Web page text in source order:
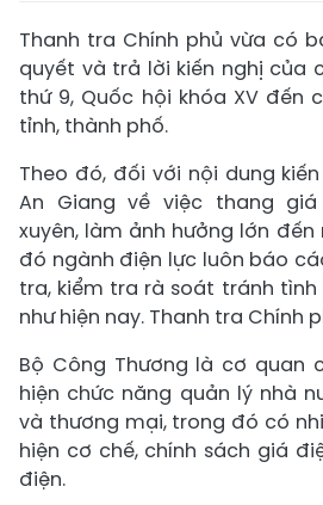
Thanh tra Chính phủ vừa có
quyết và trả lời kiến nghị của
thứ 9, Quốc hội khóa XV đến
tỉnh, thành phố.
Theo đó, đối với nội dung
An Giang về việc thang
xuyên, làm ảnh hưởng lớn
đó ngành điện lực luôn báo
tra, kiểm tra rà soát tránh
như hiện nay. Thanh tra Chính
Bộ Công Thương là cơ quan
hiện chức năng quản lý nhà
và thương mại, trong đó có
hiện cơ chế, chính sách giá
điện.